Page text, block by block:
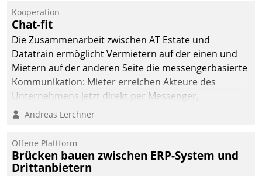
Einsparungen durch optimierte und automatisierte
Prozesse. Doch man darf nicht zu viel erwarten: Allein
mit der Einführung einer neuen Software ist es nicht
getan. Die Digitalisierung erfordert von Unternehmen
die Bereitschaft, sich zu überprüfen, zu hinterfragen
und zu verändern.
Kooperation
Chat-fit
Die Zusammenarbeit zwischen AT Estate und
Datatrain ermöglicht Vermietern auf der einen und
Mietern auf der anderen Seite die messengerbasierte
Kommunikation: Mieter erreichen Akteure des
Unternehmens jetzt direkt per Messenger,
Mitarbeiter oder Dienstleister empfangen oder
Andreas Lerchner
Offene Plattform
Brücken bauen zwischen ERP-System und
Drittanbietern